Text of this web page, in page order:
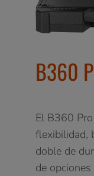
B360
El B360
flexibilidad,
doble de
de